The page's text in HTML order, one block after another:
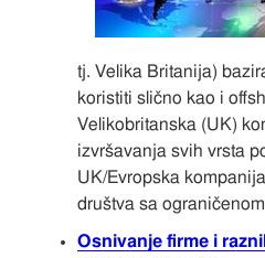
tj. Velika Britanija)
koristiti slično kao i
Velikobritanska (UK)
izvršavanja svih vrsta
UK/Evropska
društva sa
Osnivanje firme i